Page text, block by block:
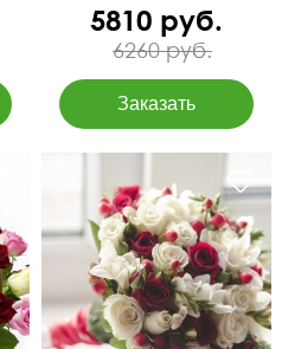
5810 руб.
6260 руб.
Одиночные и кустовые
розы, гиперикум, лента
кружевная